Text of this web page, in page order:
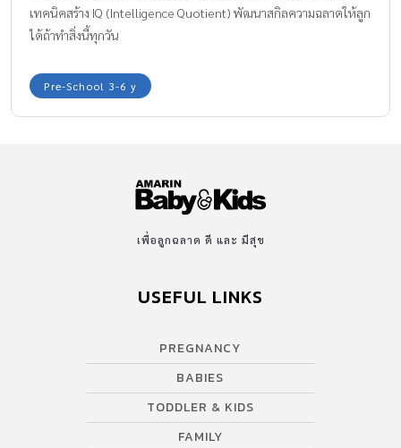
เทคนิคสร้าง IQ (Intelligence Quotient) พัฒนาสกิลความฉลาดให้ลูก
ได้ถ้าทำสิ่งนี้ทุกวัน
Pre-School 3-6 y
เพื่อลูกฉลาด ดี และ มีสุข
USEFUL LINKS
PREGNANCY
BABIES
TODDLER & KIDS
FAMILY